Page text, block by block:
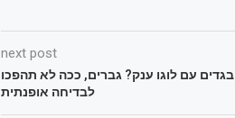
next post
בגדים עם לוגו ענק? גברים, ככה לא תהפכו
לבדיחה אופנתית